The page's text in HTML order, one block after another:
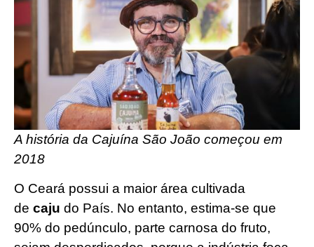
A história da Cajuína São João começou em
2018
O Ceará possui a maior área cultivada
de caju do País. No entanto, estima-se que
90% do pedúnculo, parte carnosa do fruto,